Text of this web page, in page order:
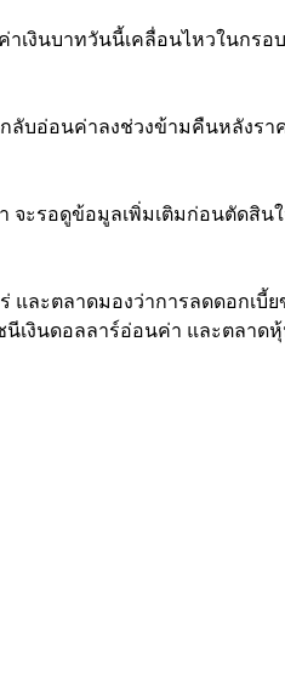
เงินบาทวันนี้เคลื่อนไหวในกรอบ
ลับอ่อนค่าลงช่วงข้ามคืนหลังรา
จะรอดูข้อมูลเพิ่มเติมก่อนตัดสิน
และตลาดมองว่าการลดดอกเบี้ย
นีเงินดอลลาร์อ่อนค่า และตลาด